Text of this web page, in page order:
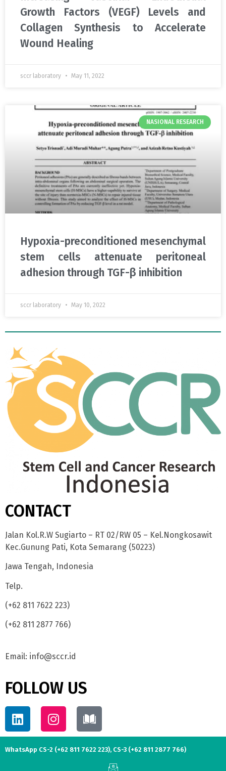
Growth Factors (VEGF) Levels and
Collagen Synthesis to Accelerate
Wound Healing
sccr laboratory May 11, 2022
NASIONAL RESEARCH
Hypoxia-preconditioned mesenchymal
stem cells attenuate peritoneal
adhesion through TGF-β inhibition
sccr laboratory May 10, 2022
CONTACT
Jalan Kol.R.W Sugiarto – RT 02/RW 05 – Kel.Nongkosawit
Kec.Gunung Pati, Kota Semarang (50223)
Jawa Tengah, Indonesia
Telp.
(+62 811 7622 223)
(+62 811 2877 766)
Email: info@sccr.id
FOLLOW US
WhatsApp CS-2 (+62 811 7622 223), CS-3 (+62 811 2877 766)